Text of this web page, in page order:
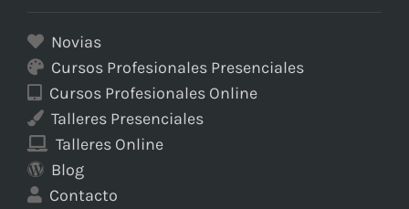
Novias
Cursos Profesionales Presenciales
Cursos Profesionales Online
Talleres Presenciales
Talleres Online
Blog
Contacto